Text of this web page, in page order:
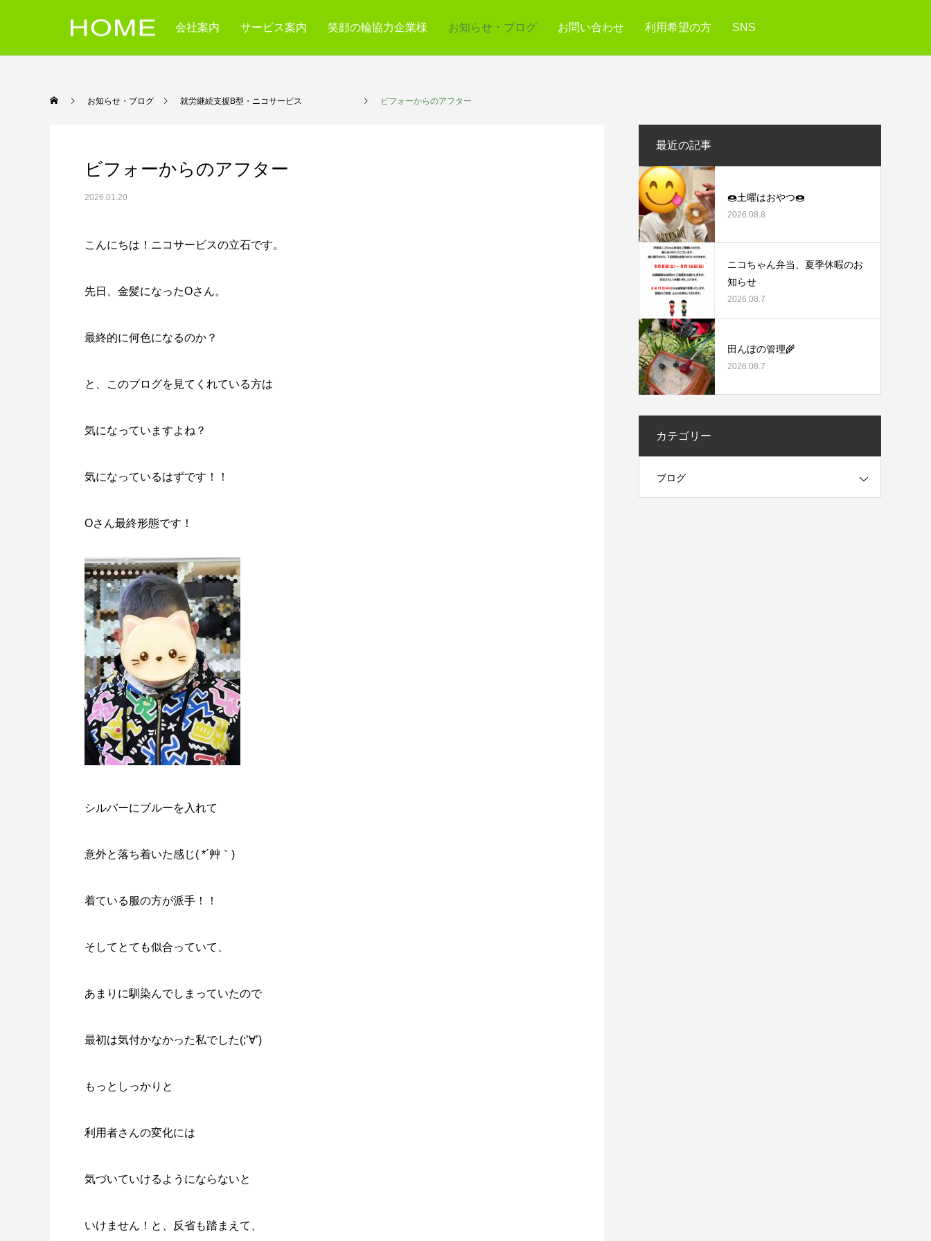
会社案内 サービス案内 笑顔の輪協力企業様 お知らせ・ブログ お問い合わせ 利用希望の方 SNS
お知らせ・ブログ 就労継続支援B型・ニコサービス ビフォーからのアフター
ビフォーからのアフター
2026.01.20
こんにちは！ニコサービスの立石です。
先日、金髪になったOさん。
最終的に何色になるのか？
と、このブログを見てくれている方は
気になっていますよね？
気になっているはずです！！
Oさん最終形態です！
シルバーにブルーを入れて
意外と落ち着いた感じ( *´艸｀)
着ている服の方が派手！！
そしてとても似合っていて、
あまりに馴染んでしまっていたので
最初は気付かなかった私でした(;’∀’)
もっとしっかりと
利用者さんの変化には
気づいていけるようにならないと
いけません！と、反省も踏まえて、
最近の記事
🍩土曜はおやつ🍩
2026.08.8
ニコちゃん弁当、夏季休暇のお
知らせ
2026.08.7
田んぼの管理🌾
2026.08.7
カテゴリー
ブログ